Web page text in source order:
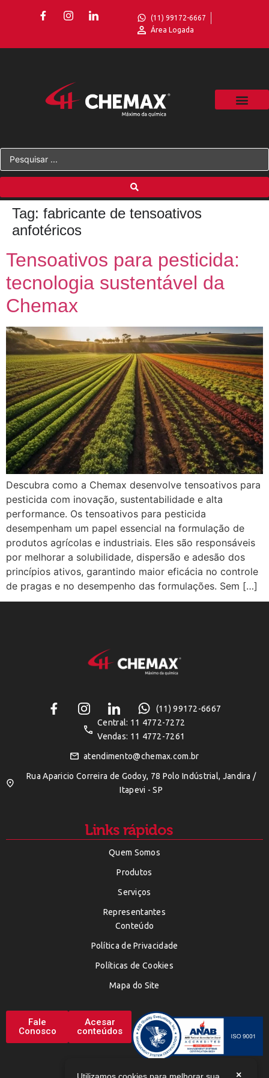
(11) 99172-6667
Área Logada
Tag: fabricante de tensoativos
anfotéricos
Tensoativos para pesticida:
tecnologia sustentável da
Chemax
Descubra como a Chemax desenvolve tensoativos para
pesticida com inovação, sustentabilidade e alta
performance. Os tensoativos para pesticida
desempenham um papel essencial na formulação de
produtos agrícolas e industriais. Eles são responsáveis
por melhorar a solubilidade, dispersão e adesão dos
princípios ativos, garantindo maior eficácia no controle
de pragas e no desempenho das formulações. Sem […]
(11) 99172-6667
Central: 11 4772-7272
Vendas: 11 4772-7261
atendimento@chemax.com.br
Rua Aparicio Correira de Godoy, 78 Polo Indústrial, Jandira /
Itapevi - SP
Links rápidos
Quem Somos
Produtos
Serviços
Representantes
Conteúdo
Política de Privacidade
Políticas de Cookies
Mapa do Site
Fale
Conosco
Acesar
conteúdos
×